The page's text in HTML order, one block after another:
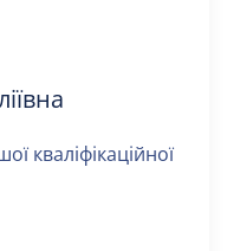
кваліфікаційної